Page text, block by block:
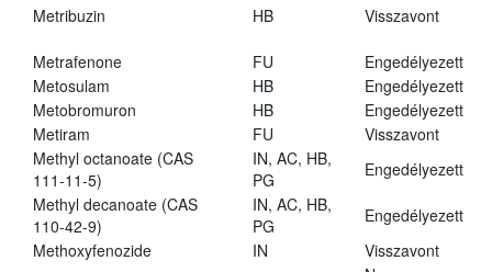
Metribuzin HB Visszavont
Metrafenone FU
Engedélyezett
Metosulam
HB
Engedélyezett
Metobromuron
HB
Engedélyezett
Metiram
FU
Visszavont
Methyl octanoate (CAS
111-11-5)
IN, AC, HB,
PG
Engedélyezett
Methyl decanoate (CAS
110-42-9)
IN, AC, HB,
PG
Engedélyezett
Methoxyfenozide
IN
Visszavont